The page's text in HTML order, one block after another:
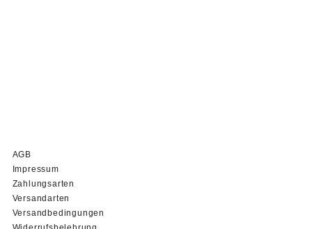
AGB
Impressum
Zahlungsarten
Versandarten
Versandbedingungen